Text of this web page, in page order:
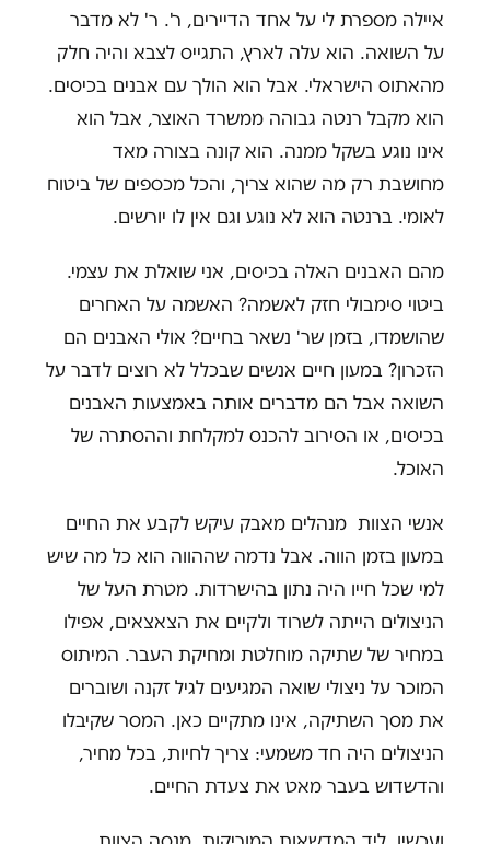
איילה מספרת לי על אחד הדיירים, ר'. ר' לא מדבר
על השואה. הוא עלה לארץ, התגייס לצבא והיה חלק
מהאתוס הישראלי. אבל הוא הולך עם אבנים בכיסים.
הוא מקבל רנטה גבוהה ממשרד האוצר, אבל הוא
אינו נוגע בשקל ממנה. הוא קונה בצורה מאד
מחושבת רק מה שהוא צריך, והכל מכספים של ביטוח
לאומי. ברנטה הוא לא נוגע וגם אין לו יורשים.
מהם האבנים האלה בכיסים, אני שואלת את עצמי.
ביטוי סימבולי חזק לאשמה? האשמה על האחרים
שהושמדו, בזמן שר' נשאר בחיים? אולי האבנים הם
הזכרון? במעון חיים אנשים שבכלל לא רוצים לדבר על
השואה אבל הם מדברים אותה באמצעות האבנים
בכיסים, או הסירוב להכנס למקלחת וההסתרה של
האוכל.
אנשי הצוות מנהלים מאבק עיקש לקבע את החיים
במעון בזמן הווה. אבל נדמה שההווה הוא כל מה שיש
למי שכל חייו היה נתון בהישרדות. מטרת העל של
הניצולים הייתה לשרוד ולקיים את הצאצאים, אפילו
במחיר של שתיקה מוחלטת ומחיקת העבר. המיתוס
המוכר על ניצולי שואה המגיעים לגיל זקנה ושוברים
את מסך השתיקה, אינו מתקיים כאן. המסר שקיבלו
הניצולים היה חד משמעי: צריך לחיות, בכל מחיר,
והדשדוש בעבר מאט את צעדת החיים.